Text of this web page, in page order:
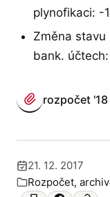
plynofikaci: -
Změna
bank.
rozpočet '18
(otevře se v
Publikováno:
21. 12. 2017
Zařazeno v:
Rozpočet, archiv